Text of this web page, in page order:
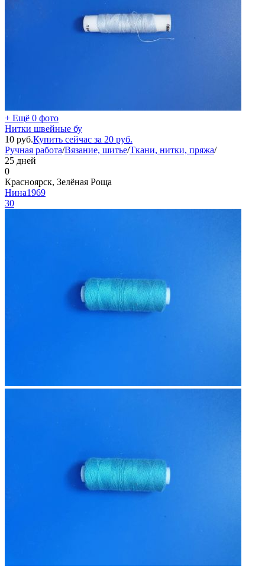
+ Ещё 0 фото
Нитки швейные бу
10 руб.Купить сейчас за 20 руб.
Ручная работа/Вязание, шитье/Ткани, нитки, пряжа/
25 дней
0
Красноярск, Зелёная Роща
Нина1969
30